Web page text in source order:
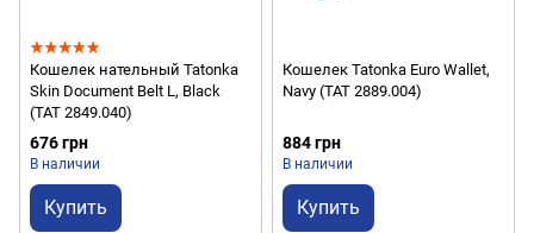
Кошелек нательный Tatonka
Skin Document Belt L, Black
(TAT 2849.040)
676 грн
В наличии
Купить
Кошелек Tatonka Euro Wallet,
Navy (TAT 2889.004)
884 грн
В наличии
Купить